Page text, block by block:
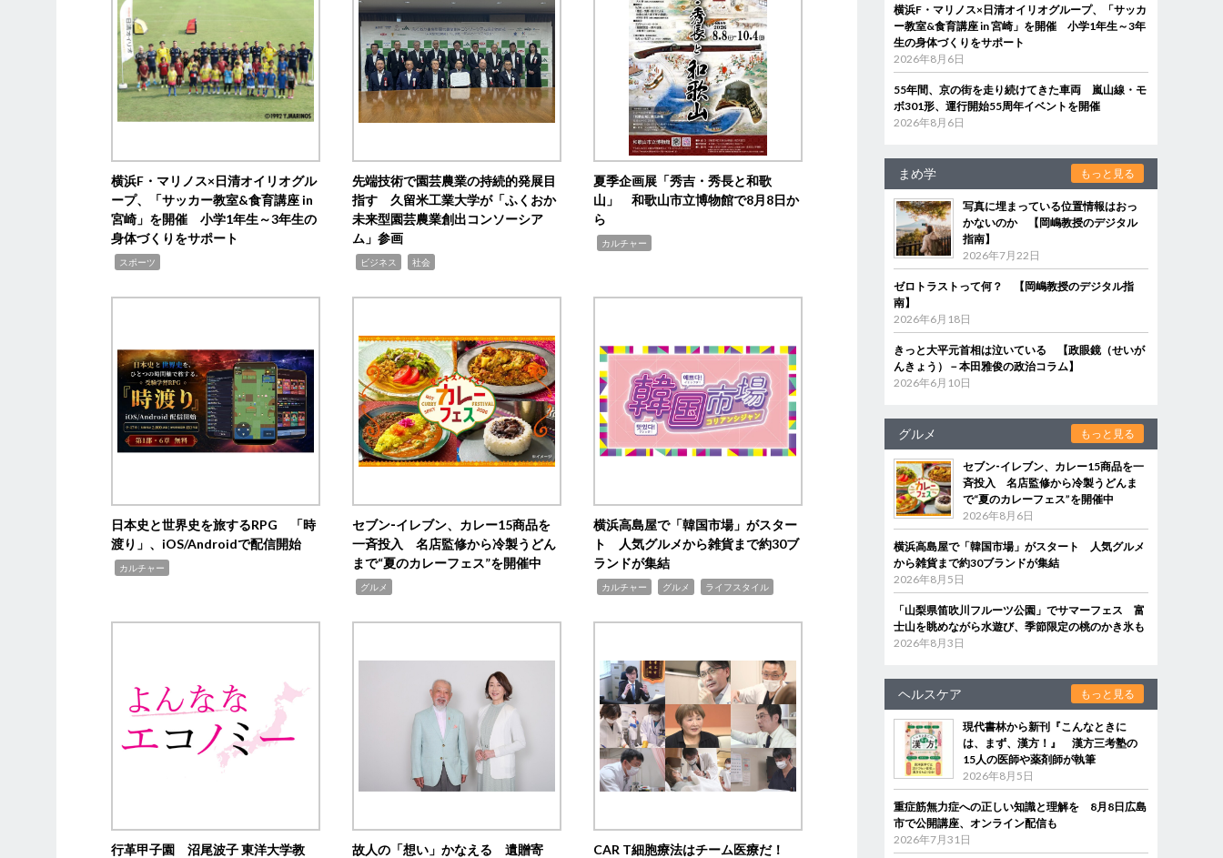
横浜F・マリノス×日清オイリオグル
ープ、「サッカー教室&食育講座 in
宮崎」を開催 小学1年生～3年生の
身体づくりをサポート
スポーツ
先端技術で園芸農業の持続的発展目
指す 久留米工業大学が「ふくおか
未来型園芸農業創出コンソーシア
ム」参画
ビジネス 社会
夏季企画展「秀吉・秀長と和歌
山」 和歌山市立博物館で8月8日か
ら
カルチャー
日本史と世界史を旅するRPG 「時
渡り」、iOS/Androidで配信開始
カルチャー
セブン‐イレブン、カレー15商品を
一斉投入 名店監修から冷製うどん
まで“夏のカレーフェス”を開催中
グルメ
横浜高島屋で「韓国市場」がスター
ト 人気グルメから雑貨まで約30ブ
ランドが集結
カルチャー グルメ ライフスタイル
行革甲子園 沼尾波子 東洋大学教
故人の「想い」かなえる 遺贈寄
CAR T細胞療法はチーム医療だ！
横浜F・マリノス×日清オイリオグループ、「サッカ
ー教室&食育講座 in 宮崎」を開催 小学1年生～3年
生の身体づくりをサポート
2026年8月6日
55年間、京の街を走り続けてきた車両 嵐山線・モ
ボ301形、運行開始55周年イベントを開催
2026年8月6日
まめ学 もっと見る
写真に埋まっている位置情報はおっ
かないのか 【岡嶋教授のデジタル
指南】
2026年7月22日
ゼロトラストって何？ 【岡嶋教授のデジタル指
南】
2026年6月18日
きっと大平元首相は泣いている 【政眼鏡（せいが
んきょう）－本田雅俊の政治コラム】
2026年6月10日
グルメ もっと見る
セブン‐イレブン、カレー15商品を一
斉投入 名店監修から冷製うどんま
で“夏のカレーフェス”を開催中
2026年8月6日
横浜高島屋で「韓国市場」がスタート 人気グルメ
から雑貨まで約30ブランドが集結
2026年8月5日
「山梨県笛吹川フルーツ公園」でサマーフェス 富
士山を眺めながら水遊び、季節限定の桃のかき氷も
2026年8月3日
ヘルスケア もっと見る
現代書林から新刊『こんなときに
は、まず、漢方！』 漢方三考塾の
15人の医師や薬剤師が執筆
2026年8月5日
重症筋無力症への正しい知識と理解を 8月8日広島
市で公開講座、オンライン配信も
2026年7月31日